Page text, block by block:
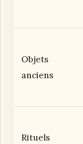
Objets
anciens
Rituels